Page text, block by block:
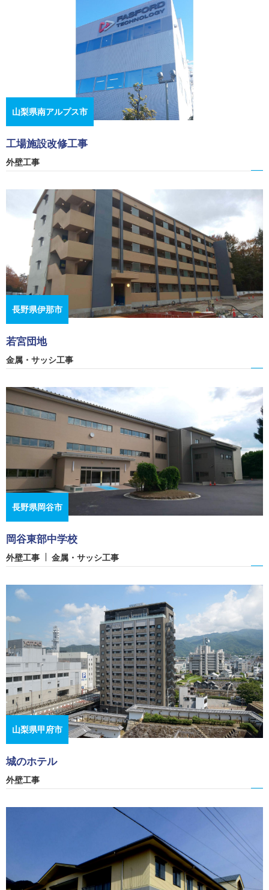
山梨県南アルプス市
工場施設改修工事
外壁工事
長野県伊那市
若宮団地
金属・サッシ工事
長野県岡谷市
岡谷東部中学校
外壁工事 金属・サッシ工事
山梨県甲府市
城のホテル
外壁工事